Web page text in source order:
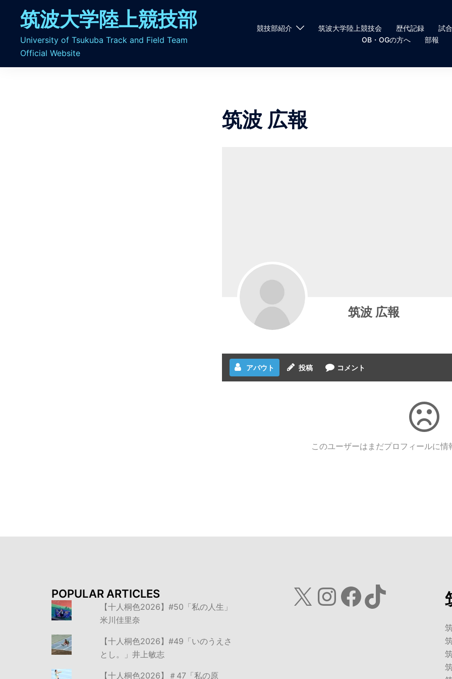
筑波大学陸上競技部
University of Tsukuba Track and Field Team
Official Website
競技部紹介 筑波大学陸上競技会 歴代記録 試
OB・OGの方へ
部報
筑波 広報
筑波 広報
アバウト 投稿 コメント
このユーザーはまだプロフィールに情
POPULAR ARTICLES
【十人桐色2026】#50「私の人生」
米川佳里奈
【十人桐色2026】#49「いのうえさ
とし。」井上敏志
【十人桐色2026】＃47「私の原
X Instagram
Facebook
TikTok